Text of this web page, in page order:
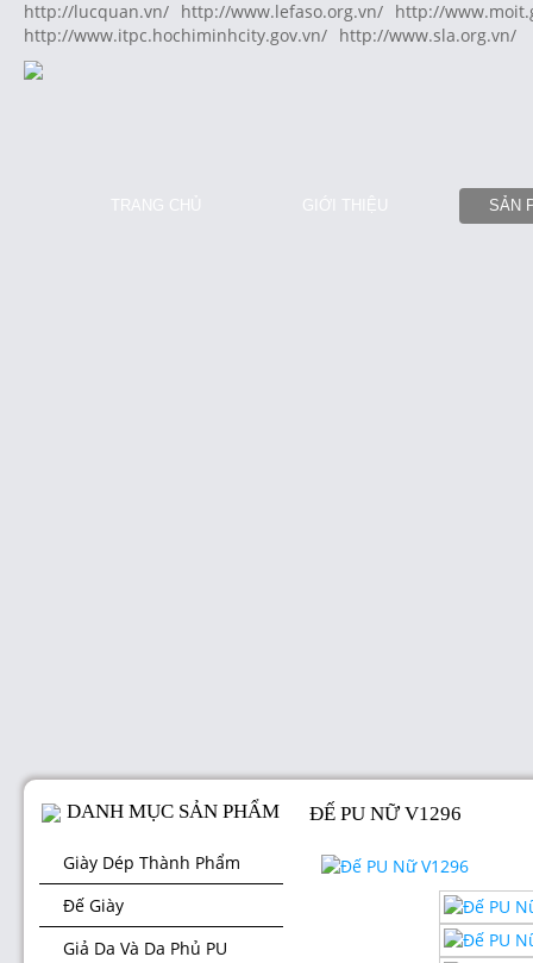
http://lucquan.vn/ http://www.lefaso.org.vn/ http://
http://www.itpc.hochiminhcity.gov.vn/ http://www.sla.org.vn/
TRANG CHỦ GIỚI THIỆU SẢN
DANH MỤC SẢN PHẨM
Giày Dép Thành Phẩm
Đế Giày
Giả Da Và Da Phủ PU
ĐẾ PU NỮ V1296